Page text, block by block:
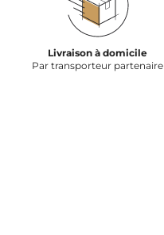
Livraison à domicile
Par transporteur partenaire